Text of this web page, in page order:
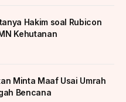
Hakim soal Rubicon
Kehutanan
Minta Maaf Usai Umrah
Bencana